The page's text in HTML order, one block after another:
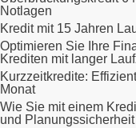
Notlagen
Kredit mit 15 Jahren
Optimieren Sie Ihre
Krediten mit langer
Kurzzeitkredite:
Monat
Wie Sie mit einem
und